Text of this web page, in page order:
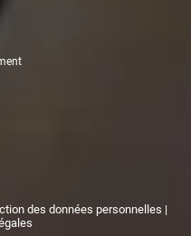
des données personnelles |